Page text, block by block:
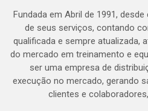
Fundada em Abril de 1991,
de seus serviços, contando
qualificada e sempre atualizada,
do mercado em treinamento e
ser uma empresa de
execução no mercado, gerando
clientes e